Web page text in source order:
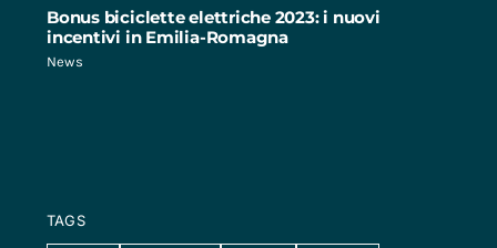
Bonus biciclette elettriche 2023: i nuovi
incentivi in Emilia-Romagna
News
TAGS